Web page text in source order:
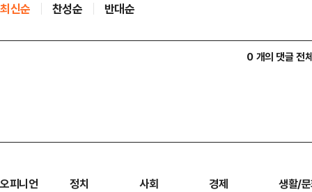
최신순 찬성순 반대순
0 개의 댓글 전
오피니언 정치 사회 경제 생활/